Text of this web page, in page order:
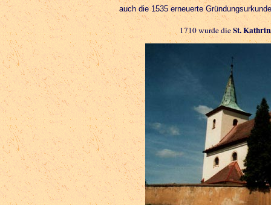
auch die 1535 erneuerte
1710 wurde dieSt.